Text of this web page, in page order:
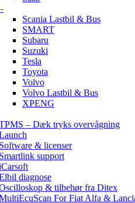
Scania Lastbil & Bus
SMART
Subaru
Suzuki
Tesla
Toyota
Volvo
Volvo Lastbil & Bus
XPENG
– Dæk tryks overvågning
Software & licenser
Smartlink support
diagnose
& tilbehør fra Ditex
For Fiat Alfa &